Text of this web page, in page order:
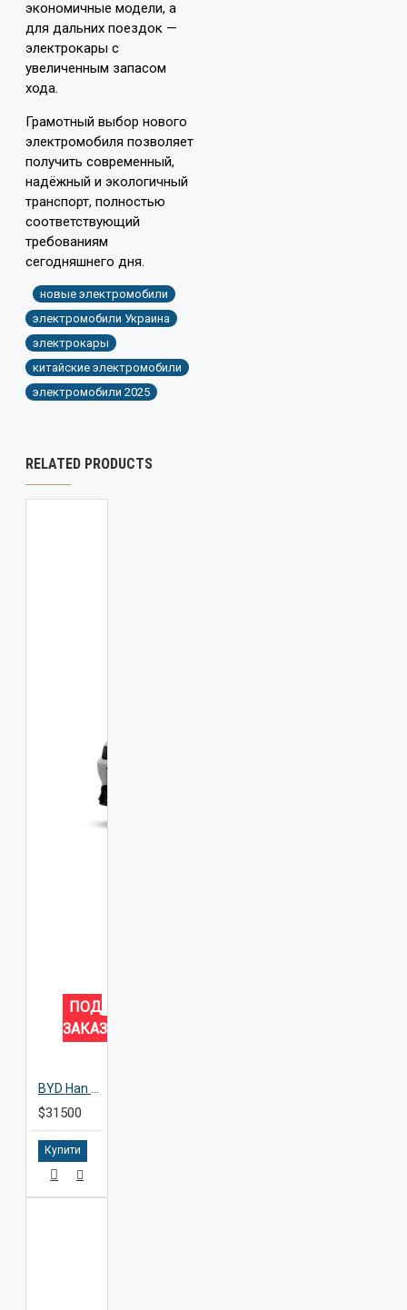
экономичные модели, а
для дальних поездок —
электрокары с
увеличенным запасом
хода.
Грамотный выбор нового
электромобиля позволяет
получить современный,
надёжный и экологичный
транспорт, полностью
соответствующий
требованиям
сегодняшнего дня.
новые электромобили
электромобили Украина
электрокары
китайские электромобили
электромобили 2025
RELATED PRODUCTS
ПОД
ЗАКАЗ
$31500
Купити